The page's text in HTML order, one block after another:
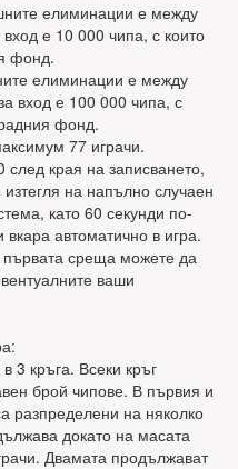
елиминации е между
е 10 000 чипа, с които
фонд.
елиминации е между
вход е 100 000 чипа, с
фонд.
77 играчи.
след края на записването,
на напълно случаен
като 60 секунди по-
автоматично в игра.
среща можете да
ваши
3 кръга. Всеки кръг
брой чипове. В първия и
разпределени на няколко
докато на масата
Двамата продължават